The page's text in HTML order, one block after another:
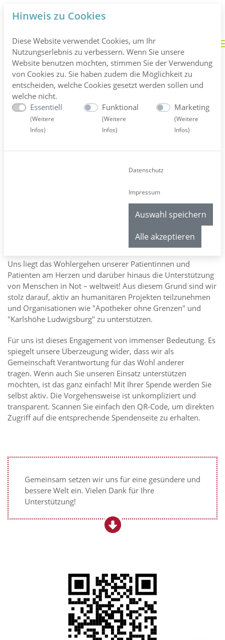
Spenden
//Spenden
Wir unterstützen soziale
Uns liegt das Wohlergehen unserer Patientinnen und
Patienten am Herzen und darüber hinaus die Unterstützung
von Menschen in Not – weltweit! Aus diesem Grund sind wir
stolz darauf, aktiv an humanitären Projekten teilzunehmen
und Organisationen wie "Apotheker ohne Grenzen" und
"Karlshöhe Ludwigsburg" zu unterstützen.
Für uns ist dieses Engagement von immenser Bedeutung. Es
spiegelt unsere Überzeugung wider, dass wir als
Gemeinschaft Verantwortung für das Wohl anderer
tragen. Wenn auch Sie unseren Einsatz unterstützen
möchten, ist das ganz einfach! Mit Ihrer Spende werden Sie
selbst aktiv. Die Vorgehensweise ist unkompliziert und
transparent. Scannen Sie einfach den QR-Code, um direkten
Zugriff auf die entsprechende Spendenseite zu erhalten.
Gemeinsam setzen wir uns für eine gesündere und
bessere Welt ein. Vielen Dank für Ihre
Unterstützung!
Hinweis zu Cookies
Diese Website verwendet Cookies, um Ihr
Nutzungserlebnis zu verbessern. Wenn Sie unsere
Website benutzen möchten, stimmen Sie der Verwendung
von Cookies zu. Sie haben zudem die Möglichkeit zu
entscheiden, welche Cookies gesetzt werden sollen und
welche nicht.
Essentiell
(Weitere
Infos)
Funktional
(Weitere
Infos)
Marketing
(Weitere
Infos)
Datenschutz
Impressum
Auswahl speichern
Alle akzeptieren